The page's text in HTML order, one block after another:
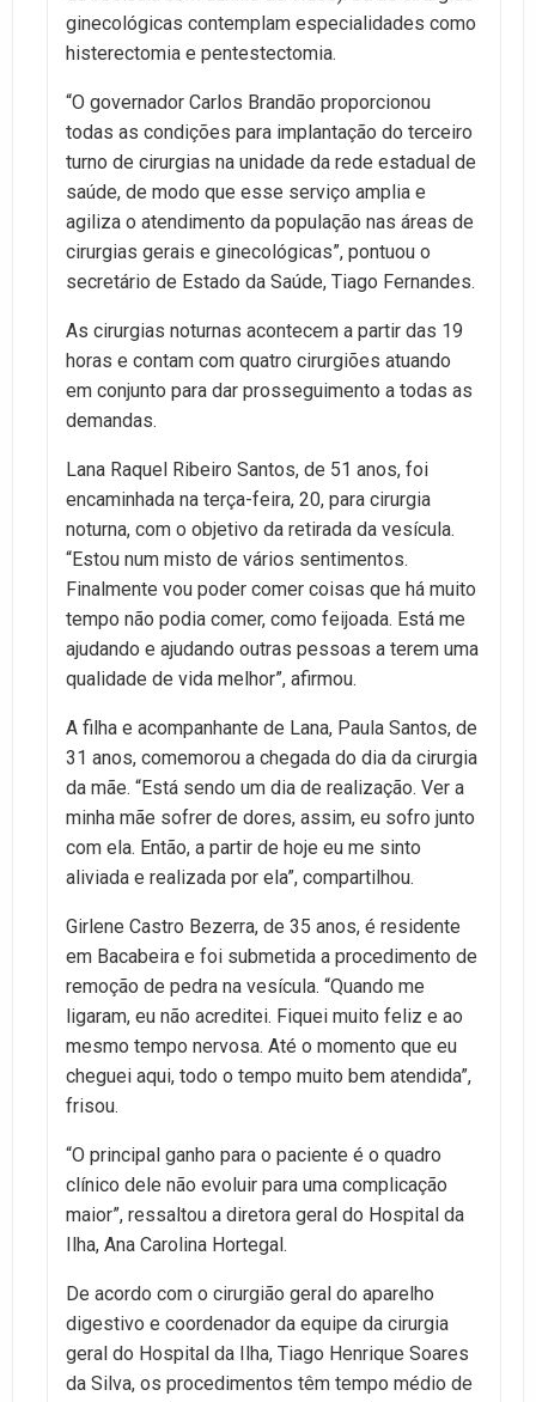
ginecológicas contemplam especialidades como
histerectomia e pentestectomia.
“O governador Carlos Brandão proporcionou
todas as condições para implantação do terceiro
turno de cirurgias na unidade da rede estadual de
saúde, de modo que esse serviço amplia e
agiliza o atendimento da população nas áreas de
cirurgias gerais e ginecológicas”, pontuou o
secretário de Estado da Saúde, Tiago Fernandes.
As cirurgias noturnas acontecem a partir das 19
horas e contam com quatro cirurgiões atuando
em conjunto para dar prosseguimento a todas as
demandas.
Lana Raquel Ribeiro Santos, de 51 anos, foi
encaminhada na terça-feira, 20, para cirurgia
noturna, com o objetivo da retirada da vesícula.
“Estou num misto de vários sentimentos.
Finalmente vou poder comer coisas que há muito
tempo não podia comer, como feijoada. Está me
ajudando e ajudando outras pessoas a terem uma
qualidade de vida melhor”, afirmou.
A filha e acompanhante de Lana, Paula Santos, de
31 anos, comemorou a chegada do dia da cirurgia
da mãe. “Está sendo um dia de realização. Ver a
minha mãe sofrer de dores, assim, eu sofro junto
com ela. Então, a partir de hoje eu me sinto
aliviada e realizada por ela”, compartilhou.
Girlene Castro Bezerra, de 35 anos, é residente
em Bacabeira e foi submetida a procedimento de
remoção de pedra na vesícula. “Quando me
ligaram, eu não acreditei. Fiquei muito feliz e ao
mesmo tempo nervosa. Até o momento que eu
cheguei aqui, todo o tempo muito bem atendida”,
frisou.
“O principal ganho para o paciente é o quadro
clínico dele não evoluir para uma complicação
maior”, ressaltou a diretora geral do Hospital da
Ilha, Ana Carolina Hortegal.
De acordo com o cirurgião geral do aparelho
digestivo e coordenador da equipe da cirurgia
geral do Hospital da Ilha, Tiago Henrique Soares
da Silva, os procedimentos têm tempo médio de